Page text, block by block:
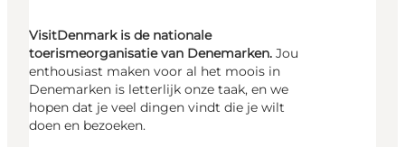
VisitDenmark is de nationale
toerismeorganisatie van Denemarken. Jou
enthousiast maken voor al het moois in
Denemarken is letterlijk onze taak, en we
hopen dat je veel dingen vindt die je wilt
doen en bezoeken.